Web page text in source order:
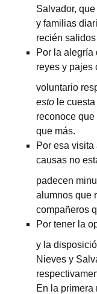
Salvador,
y familias
recién
Por la alegría
reyes y pajes
voluntario
esto le
reconoce que
que más.
Por esa
causas no
padecen
alumnos que
compañeros
Por tener la
y la
Nieves y
En la